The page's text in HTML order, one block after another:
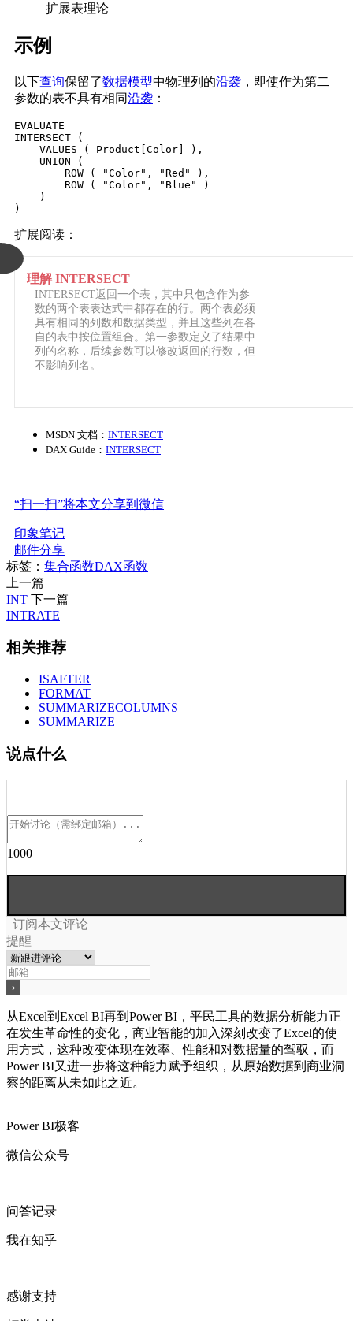
扩展表理论
示例
以下查询保留了数据模型中物理列的沿袭 ，即使作为第二
参数的表不具有相同沿袭 ：
EVALUATE
INTERSECT (
    VALUES ( Product[Color] ),
    UNION (
        ROW ( "Color", "Red" ),
        ROW ( "Color", "Blue" )
    )
)
扩展阅读：
理解 INTERSECT
INTERSECT返回一个表，其中只包含作为参
数的两个表表达式中都存在的行。两个表必须
具有相同的列数和数据类型，并且这些列在各
自的表中按位置组合。第一参数定义了结果中
列的名称，后续参数可以修改返回的行数，但
不影响列名。
MSDN 文档： INTERSECT
DAX Guide： INTERSECT
“扫一扫”将本文分享到微信
印象笔记
邮件分享
标签： 集合函数DAX函数
上一篇
INT 下一篇
INTRATE
相关推荐
ISAFTER
FORMAT
SUMMARIZECOLUMNS
SUMMARIZE
说点什么
1000
订阅本文评论
提醒
从Excel到Excel BI再到Power BI，平民工具的数据分析能力正
在发生革命性的变化，商业智能的加入深刻改变了Excel的使
用方式，这种改变体现在效率、性能和对数据量的驾驭，而
Power BI又进一步将这种能力赋予组织，从原始数据到商业洞
察的距离从未如此之近。
Power BI极客
微信公众号
问答记录
我在知乎
感谢支持